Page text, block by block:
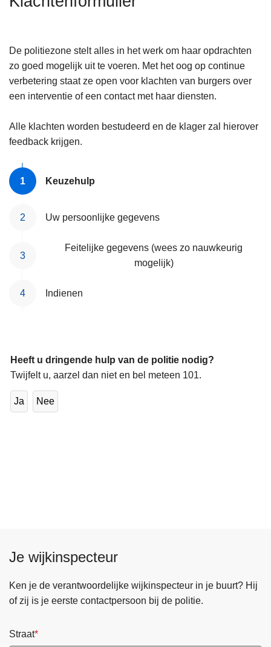
De politiezone stelt alles in het werk om haar opdrachten
zo goed mogelijk uit te voeren. Met het oog op continue
verbetering staat ze open voor klachten van burgers over
een interventie of een contact met haar diensten.
Alle klachten worden bestudeerd en de klager zal hierover
feedback krijgen.
Keuzehulp
Uw persoonlijke gegevens
Feitelijke gegevens (wees zo nauwkeurig
mogelijk)
Indienen
Heeft u dringende hulp van de politie nodig?
Twijfelt u, aarzel dan niet en bel meteen 101.
Ja Nee
Je wijkinspecteur
Ken je de verantwoordelijke wijkinspecteur in je buurt? Hij
of zij is je eerste contactpersoon bij de politie.
Straat